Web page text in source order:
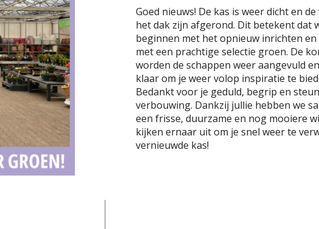
Goed nieuws! De kas is weer dicht en
het dak zijn afgerond. Dit betekent dat
beginnen met het opnieuw inrichten en
met een prachtige selectie groen. De
worden de schappen weer aangevuld
klaar om je weer volop inspiratie te
Bedankt voor je geduld, begrip en
verbouwing. Dankzij jullie hebben we
een frisse, duurzame en nog mooiere
kijken ernaar uit om je snel weer te
vernieuwde kas!